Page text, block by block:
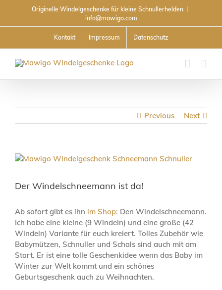
content
Originelle Windelgeschenke für kleine Schnullerhelden
info@mawigo.com
Kontakt Impressum Datenschutz
Previous Next
View
Der Windelschneemann ist da!
Ab sofort gibt es ihn im Shop: Den Windelschneemann.
Ich habe eine kleine (9 Windeln) und eine große (42
Windeln) Variante für euch kreiert. Tolles Zubehör wie
Babymützen, Schnuller und Schals sind auch mit am
Start. Er ist eine tolle Geschenkidee wenn das Baby im
Winter zur Welt kommt und ein schönes
Geburtsgeschenk auch zu Weihnachten.